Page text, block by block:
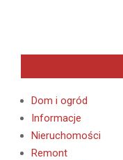
Dom i ogród
Informacje
Nieruchomości
Remont